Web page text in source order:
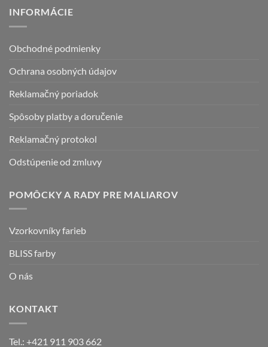
Možnosti
si
vybrať
stránke
produktu.
INFORMÁCIE
Obchodné podmienky
Ochrana osobných údajov
Reklamačný poriadok
Spôsoby platby a doručenie
Reklamačný protokol
Odstúpenie od zmluvy
POMÔCKY A RADY PRE MALIAROV
Vzorkovníky farieb
BLISS farby
O nás
KONTAKT
Tel.: +421 911 903 662